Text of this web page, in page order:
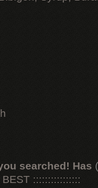
searched! Has
::::::::::::::::